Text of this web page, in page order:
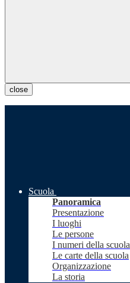
close
Scuola
Panoramica
Presentazione
I luoghi
Le persone
I numeri della scuola
Le carte della scuola
Organizzazione
La storia